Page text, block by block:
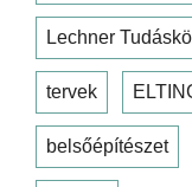
Lechner
tervek
belsőépítészet